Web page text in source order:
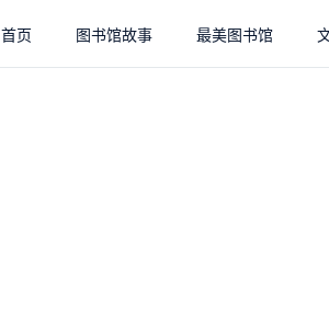
首页 图书馆故事 最美图书馆